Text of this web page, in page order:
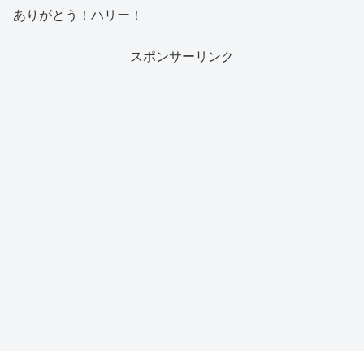
ありがとう！ハリー！
スポンサーリンク